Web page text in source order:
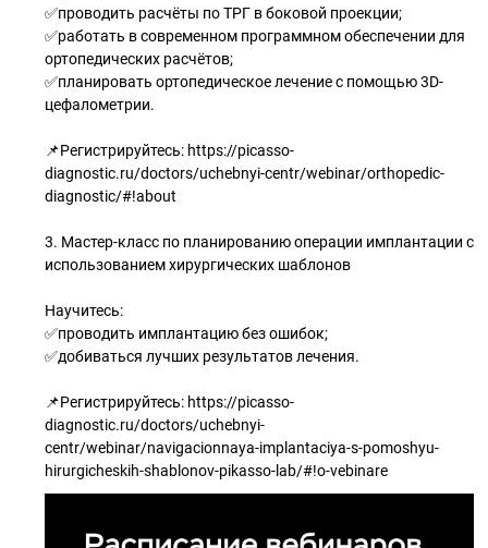
✅проводить расчёты по ТРГ в боковой проекции;
✅работать в современном программном обеспечении для
ортопедических расчётов;
✅планировать ортопедическое лечение с помощью 3D-
цефалометрии.
📌Регистрируйтесь: https://picasso-
diagnostic.ru/doctors/uchebnyi-centr/webinar/orthopedic-
diagnostic/#!about
3. Мастер-класс по планированию операции имплантации с
использованием хирургических шаблонов
Научитесь:
✅проводить имплантацию без ошибок;
✅добиваться лучших результатов лечения.
📌Регистрируйтесь: https://picasso-
diagnostic.ru/doctors/uchebnyi-
centr/webinar/navigacionnaya-implantaciya-s-pomoshyu-
hirurgicheskih-shablonov-pikasso-lab/#!o-vebinare